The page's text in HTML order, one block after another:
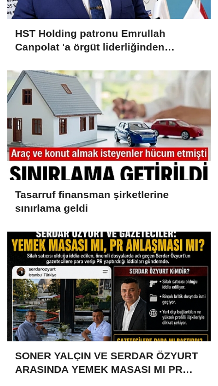
HST Holding patronu Emrullah
Canpolat 'a örgüt liderliğinden
malvarlığına el konuldu
Tasarruf finansman şirketlerine
sınırlama geldi
SONER YALÇIN VE SERDAR ÖZYURT
ARASINDA YEMEK MASASI MI PR